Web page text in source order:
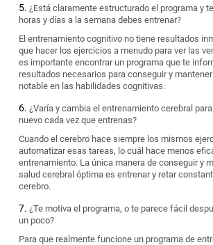
¿Está claramente estructurado el programa y
horas y días a la semana debes entrenar?
El entrenamiento cognitivo no tiene resultados
que hacer los ejercicios a menudo para ver las
es importante encontrar un programa que te
resultados necesarios para conseguir y
notable en las habilidades cognitivas.
¿Varía y cambia el entrenamiento cerebral
nuevo cada vez que entrenas?
Cuando el cerebro hace siempre los mismos
automatizar esas tareas, lo cuál hace menos
entrenamiento. La única manera de conseguir y
salud cerebral óptima es entrenar y retar
cerebro.
¿Te motiva el programa, o te parece fácil
un poco?
Para que realmente funcione un programa de